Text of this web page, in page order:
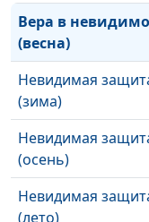
Вера в
(весна)
Невидимая
(зима)
Невидимая
(осень)
Невидимая
(лето)